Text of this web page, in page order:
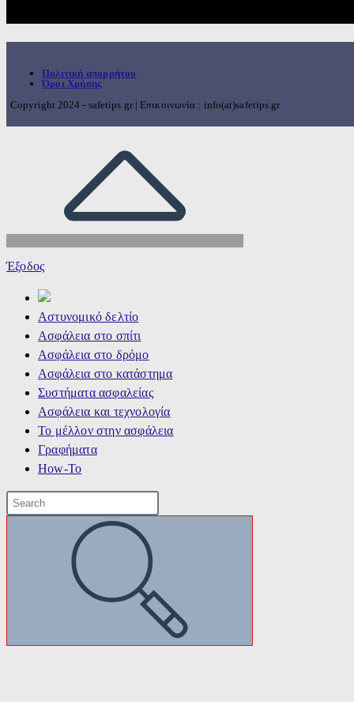
Πολιτική απορρήτου
Όροι Χρήσης
Copyright 2024 - safetips.gr | Επικοινωνία : info(at)safetips.gr
Έξοδος
Αστυνομικό δελτίο
Ασφάλεια στο σπίτι
Ασφάλεια στο δρόμο
Ασφάλεια στο κατάστημα
Συστήματα ασφαλείας
Ασφάλεια και τεχνολογία
Το μέλλον στην ασφάλεια
Γραφήματα
How-To